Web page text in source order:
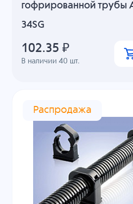
гофрированной трубы
34SG
В наличии40 шт.
102.35 ₽
Распродажа